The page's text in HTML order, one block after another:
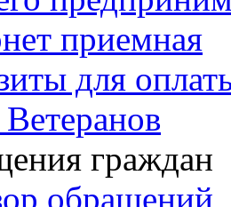
приемная
для
граждан
обращений